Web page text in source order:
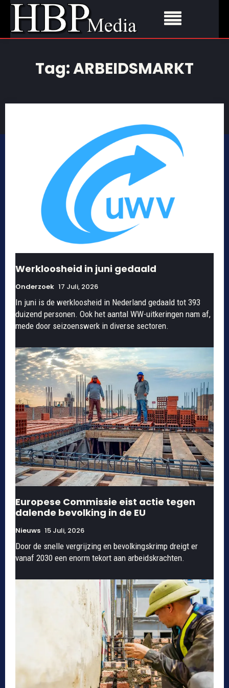
Tag:ARBEIDSMARKT
Werkloosheid in juni gedaald
Onderzoek 17 Juli, 2026
In juni is de werkloosheid in Nederland gedaald tot 393
duizend personen. Ook het aantal WW-uitkeringen nam af,
mede door seizoenswerk in diverse sectoren.
Europese Commissie eist actie tegen
dalende bevolking in de EU
Nieuws 15 Juli, 2026
Door de snelle vergrijzing en bevolkingskrimp dreigt er
vanaf 2030 een enorm tekort aan arbeidskrachten.